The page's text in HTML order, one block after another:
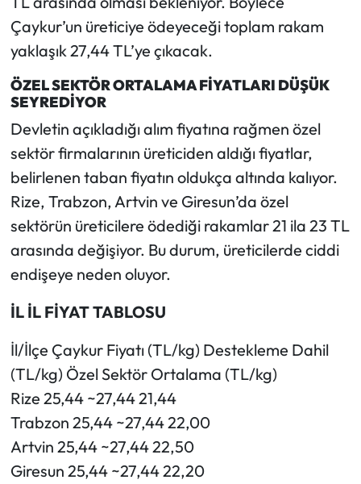
Çaykur’un üreticiye ödeyeceği toplam rakam
yaklaşık 27,44 TL’ye çıkacak.
ÖZEL SEKTÖR ORTALAMA FİYATLARI DÜŞÜK
SEYREDİYOR
Devletin açıkladığı alım fiyatına rağmen özel
sektör firmalarının üreticiden aldığı fiyatlar,
belirlenen taban fiyatın oldukça altında kalıyor.
Rize, Trabzon, Artvin ve Giresun’da özel
sektörün üreticilere ödediği rakamlar 21 ila 23 TL
arasında değişiyor. Bu durum, üreticilerde ciddi
endişeye neden oluyor.
İL İL FİYAT TABLOSU
İl/İlçe Çaykur Fiyatı (TL/kg) Destekleme Dahil
(TL/kg) Özel Sektör Ortalama (TL/kg)
Rize 25,44 ~27,44 21,44
Trabzon 25,44 ~27,44 22,00
Artvin 25,44 ~27,44 22,50
Giresun 25,44 ~27,44 22,20
Ekonomi
Sağlık
Turizm
Teknoloji